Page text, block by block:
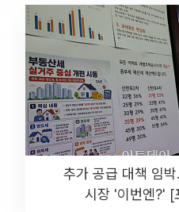
추가 공급 대책 임
시장 '이번엔?' [